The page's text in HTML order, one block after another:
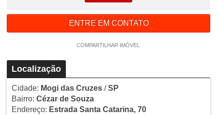
ENTRE EM CONTATO
COMPARTILHAR IMÓVEL:
Localização
Cidade: Mogi das Cruzes/SP
Bairro: Cézar de Souza
Endereço: Estrada Santa Catarina, 70